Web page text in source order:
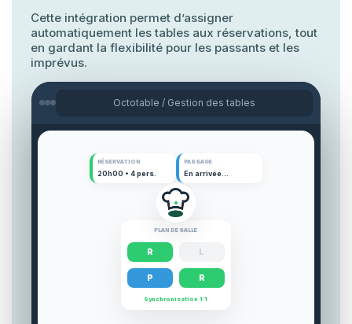
Cette intégration permet d’assigner
automatiquement les tables aux réservations, tout
en gardant la flexibilité pour les passants et les
imprévus.
Octotable / Gestion des tables
RÉSERVATION
20h00 • 4 pers.
PASSAGE
En arrivée…